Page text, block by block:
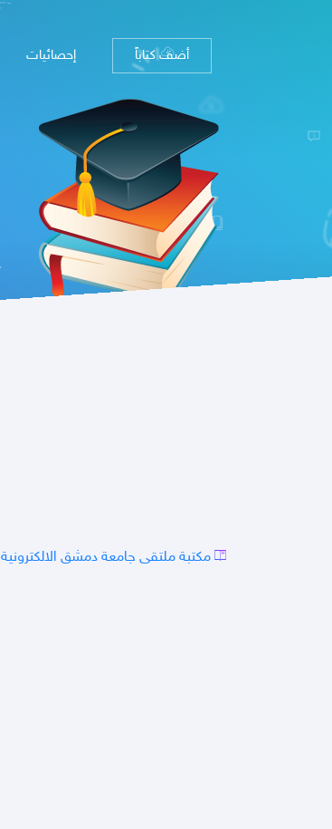
إحصائيات أضف كتاباً
مكتبة ملتقى جامعة دمشق الالكترونية